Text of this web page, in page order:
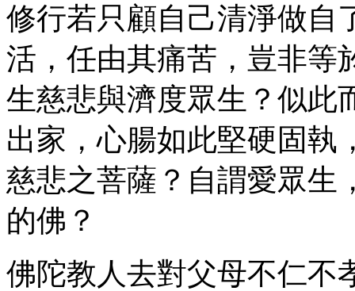
修行若只顧自己清淨做自
活，任由其痛苦，豈非等
生慈悲與濟度眾生？似此
出家，心腸如此堅硬固執
慈悲之菩薩？自謂愛眾生
的佛？
佛陀教人去對父母不仁不